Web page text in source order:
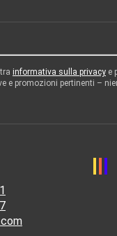
informativa sulla privacy e
e promozioni pertinenti –